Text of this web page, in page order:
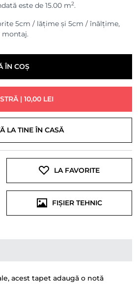
este de 15.00 m2.
5cm / lățime și 5cm / înălțime,
montaj.
ÎN COȘ
| 10,00 LEI
LA TINE ÎN CASĂ
LA FAVORITE
FIȘIER TEHNIC
acest tapet adaugă o notă